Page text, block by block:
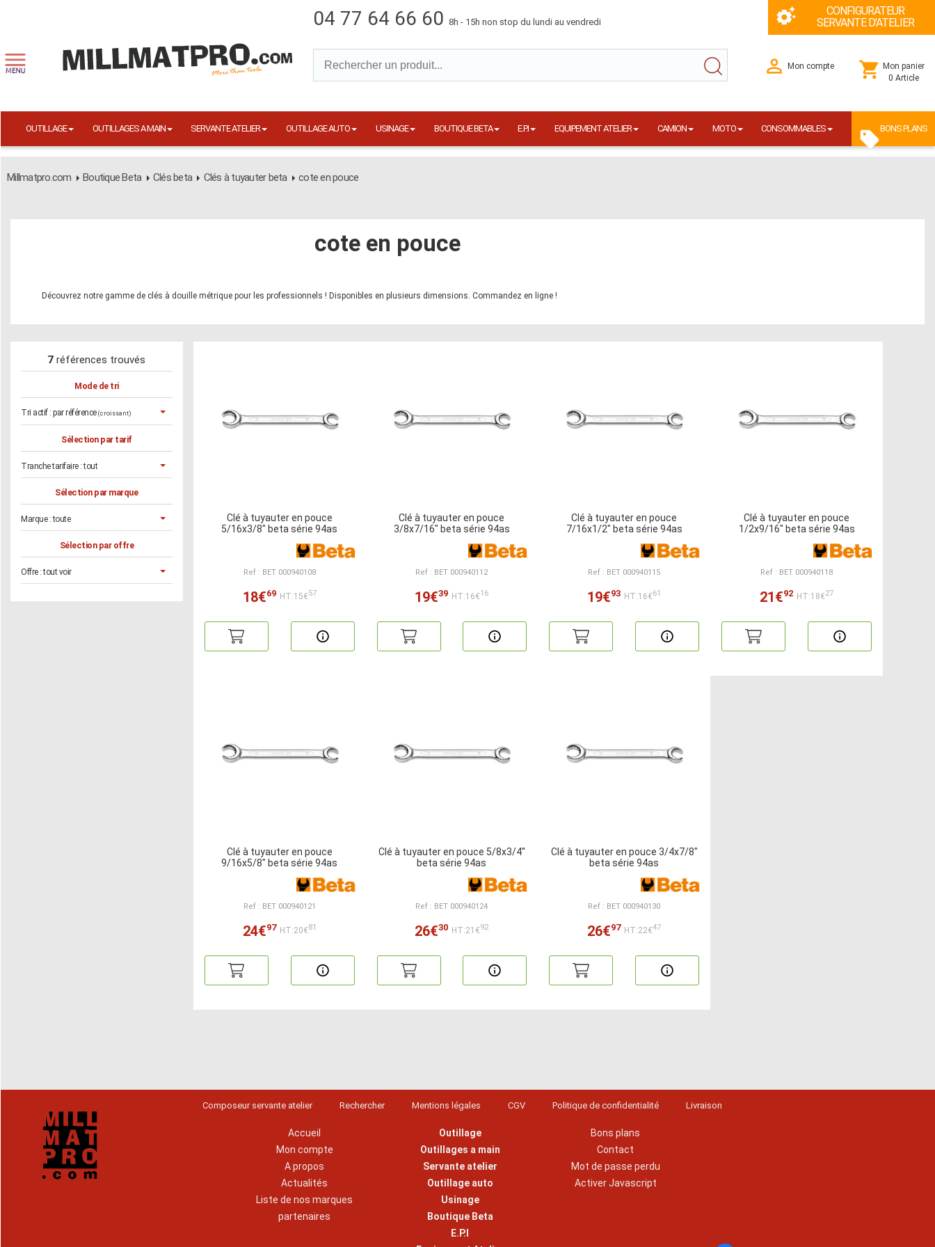
04 77 64 66 60 8h - 15h non stop du lundi au vendredi
CONFIGURATEUR
SERVANTE D'ATELIER
Mon compte
Mon panier
0 Article
OUTILLAGE OUTILLAGES A MAIN SERVANTE ATELIER OUTILLAGE AUTO USINAGE BOUTIQUE BETA E.P.I EQUIPEMENT ATELIER CAMION MOTO CONSOMMABLES BONS PLANS
Millmatpro.com Boutique Beta Clés beta Clés à tuyauter beta cote en pouce
cote en pouce
Découvrez notre gamme de clés à douille métrique pour les professionnels ! Disponibles en plusieurs dimensions. Commandez en ligne !
7 références trouvés
Mode de tri
Tri actif : par référence (croissant)
Sélection par tarif
Tranche tarifaire :tout
Sélection par marque
Marque :toute
Sélection par offre
Offre :tout voir
Clé à tuyauter en pouce
5/16x3/8" beta série 94as
Ref : BET 000940108
18€69 HT:15€57
Clé à tuyauter en pouce
3/8x7/16" beta série 94as
Ref : BET 000940112
19€39 HT:16€16
Clé à tuyauter en pouce
7/16x1/2" beta série 94as
Ref : BET 000940115
19€93 HT:16€61
Clé à tuyauter en pouce
1/2x9/16" beta série 94as
Ref : BET 000940118
21€92 HT:18€27
Clé à tuyauter en pouce
9/16x5/8" beta série 94as
Ref : BET 000940121
24€97 HT:20€81
Clé à tuyauter en pouce 5/8x3/4''
beta série 94as
Ref : BET 000940124
26€30 HT:21€92
Clé à tuyauter en pouce 3/4x7/8"
beta série 94as
Ref : BET 000940130
26€97 HT:22€47
Composeur servante atelier Rechercher Mentions légales CGV Politique de confidentialité Livraison
Accueil
Mon compte
A propos
Actualités
Liste de nos marques
partenaires
Outillage
Outillages a main
Servante atelier
Outillage auto
Usinage
Boutique Beta
E.P.I
Bons plans
Contact
Mot de passe perdu
Activer Javascript